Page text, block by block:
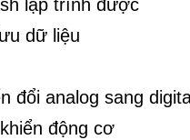
lập trình được
dữ liệu
đổi analog sang
động cơ